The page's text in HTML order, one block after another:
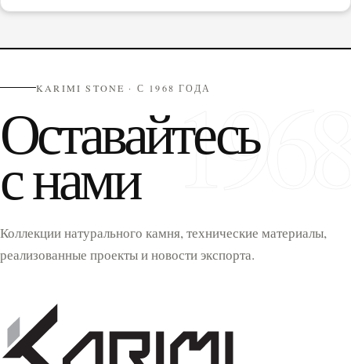
KARIMI STONE · С 1968 ГОДА
Оставайтесь
с нами
Коллекции натурального камня, технические материалы,
реализованные проекты и новости экспорта.